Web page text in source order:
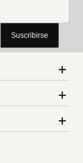
Suscribirse